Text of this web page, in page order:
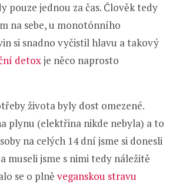
pouze jednou za čas. Člověk tedy
na sebe, u monotónního
si snadno vyčistil hlavu a takový
detoxje něco naprosto
života byly dost omezené.
plynu (elektřina nikde nebyla) a to
na celých 14 dní jsme si donesli
museli jsme s nimi tedy náležitě
se o plně veganskou stravu